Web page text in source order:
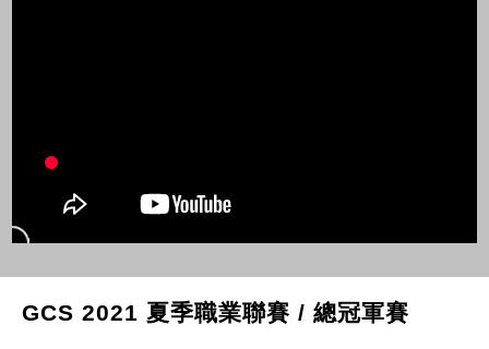
GCS 2021 夏季職業聯賽 / 總冠軍賽